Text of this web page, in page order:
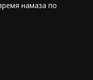
намаза по